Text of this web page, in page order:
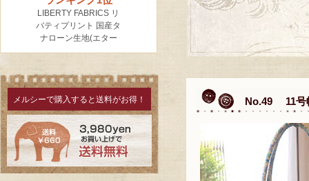
メルシーで購入すると送料がお得！ No.49 11号